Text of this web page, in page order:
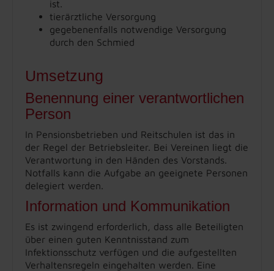
ist.
tierärztliche Versorgung
gegebenenfalls notwendige Versorgung
durch den Schmied
Umsetzung
Benennung einer verantwortlichen
Person
In Pensionsbetrieben und Reitschulen ist das in
der Regel der Betriebsleiter. Bei Vereinen liegt die
Verantwortung in den Händen des Vorstands.
Notfalls kann die Aufgabe an geeignete Personen
delegiert werden.
Information und Kommunikation
Es ist zwingend erforderlich, dass alle Beteiligten
über einen guten Kenntnisstand zum
Infektionsschutz verfügen und die aufgestellten
Verhaltensregeln eingehalten werden. Eine